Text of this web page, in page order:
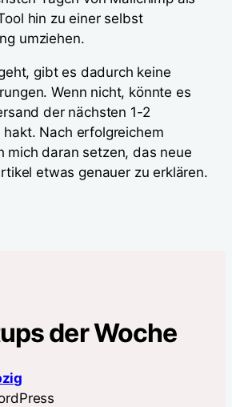
hin zu einer selbst
umziehen.
gibt es dadurch keine
Wenn nicht, könnte es
der nächsten 1-2
Nach erfolgreichem
mich daran setzen, das neue
etwas genauer zu erklären.
der Woche